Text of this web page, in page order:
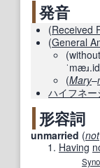
発音
(Received
(General
(
(Mary–
ハイフネー
形容詞
unmarried (not
Having